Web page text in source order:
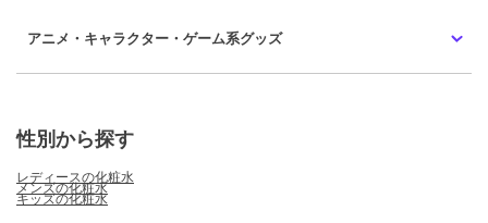
アニメ・キャラクター・ゲーム系グッズ
性別から探す
レディースの化粧水
メンズの化粧水
キッズの化粧水